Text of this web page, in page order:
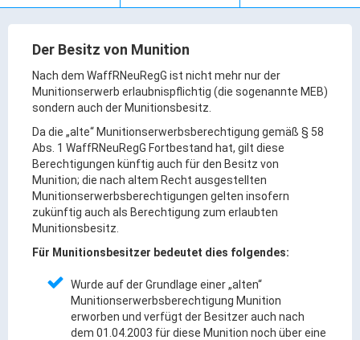
Oberbürgermeister
Bürgermeister / Bürgermeisterin
Stadtrat & Sitzungen
Abteilungen & Sachgebiete
Ortsrecht & Bekanntmachungen
Bauleitplanung & Stadtentwicklung
Stellenangebote
Stadt & Freizeit
Der Besitz von Munition
Nach dem WaffRNeuRegG ist nicht mehr nur der
Munitionserwerb erlaubnispflichtig (die sogenannte MEB)
sondern auch der Munitionsbesitz.
Da die „alte“ Munitionserwerbsberechtigung gemäß § 58
Abs. 1 WaffRNeuRegG Fortbestand hat, gilt diese
Berechtigungen künftig auch für den Besitz von
Munition; die nach altem Recht ausgestellten
Munitionserwerbsberechtigungen gelten insofern
zukünftig auch als Berechtigung zum erlaubten
Munitionsbesitz.
Für Munitionsbesitzer bedeutet dies folgendes:
Wurde auf der Grundlage einer „alten“
Munitionserwerbsberechtigung Munition
erworben und verfügt der Besitzer auch nach
dem 01.04.2003 für diese Munition noch über eine